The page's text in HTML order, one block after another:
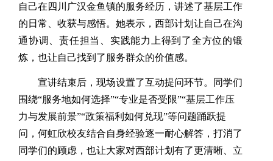
自己在四川广汉金鱼镇的服务经历，讲述了基层工作
的日常、收获与感悟。她表示，西部计划让自己在沟
通协调、责任担当、实践能力上得到了全方位的锻
炼，也让自己找到了服务群众的价值感。
宣讲结束后，现场设置了互动提问环节。同学们
围绕“服务地如何选择”“专业是否受限”“基层工作压
力与发展前景”“政策福利如何兑现”等问题踊跃提
问，何虹欣校友结合自身经验逐一耐心解答，打消了
同学们的顾虑，也让大家对西部计划有了更清晰、立